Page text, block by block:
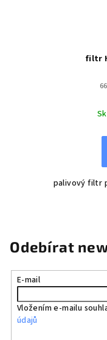
filtr
palivový filtr
Odebírat
E-mail
Vložením e-mailu
údajů